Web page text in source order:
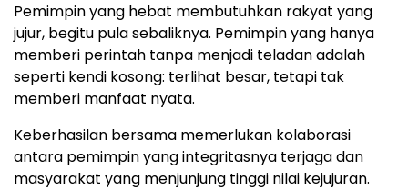
Pemimpin yang hebat membutuhkan rakyat yang
jujur, begitu pula sebaliknya. Pemimpin yang hanya
memberi perintah tanpa menjadi teladan adalah
seperti kendi kosong: terlihat besar, tetapi tak
memberi manfaat nyata.
Keberhasilan bersama memerlukan kolaborasi
antara pemimpin yang integritasnya terjaga dan
masyarakat yang menjunjung tinggi nilai kejujuran.